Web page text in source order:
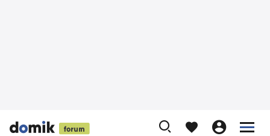


 
    

